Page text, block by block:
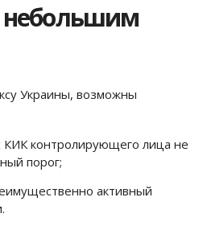
небольшим
Украины, возможны
КИК контролирующего лица не
порог;
активный